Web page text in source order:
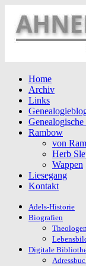
Home
Archiv
Links
Rambow
von
Herb
Wappen
Liesegang
Kontakt
Adels-Historie
Biografien
Digitale